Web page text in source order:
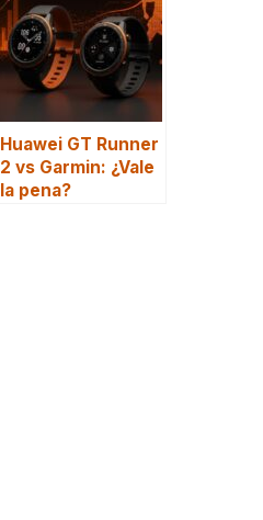
Huawei GT Runner
2 vs Garmin: ¿Vale
la pena?